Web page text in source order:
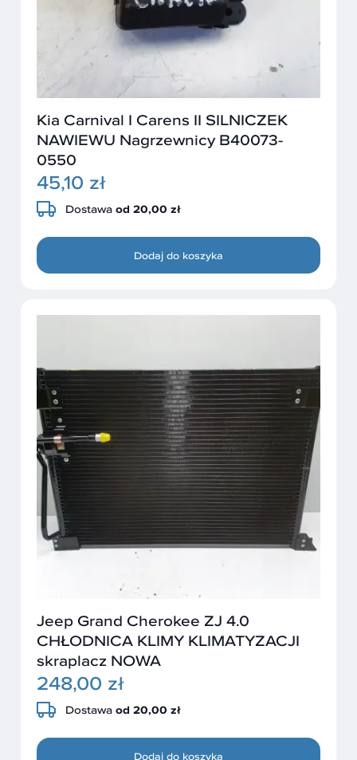
Kia Carnival I Carens II SILNICZEK
NAWIEWU Nagrzewnicy B40073-
0550
45,10 zł
Dostawa od 20,00 zł
Dodaj do koszyka
Jeep Grand Cherokee ZJ 4.0
CHŁODNICA KLIMY KLIMATYZACJI
skraplacz NOWA
248,00 zł
Dostawa od 20,00 zł
Dodaj do koszyka